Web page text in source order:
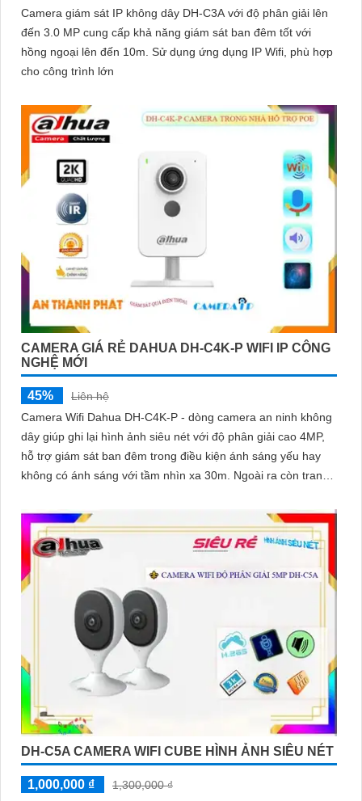
Camera giám sát IP không dây DH-C3A với độ phân giải lên
đến 3.0 MP cung cấp khả năng giám sát ban đêm tốt với
hồng ngoại lên đến 10m. Sử dụng ứng dụng IP Wifi, phù hợp
cho công trình lớn
CAMERA GIÁ RẺ DAHUA DH-C4K-P WIFI IP CÔNG
NGHỆ MỚI
45%
Liên hệ
Camera Wifi Dahua DH-C4K-P - dòng camera an ninh không
dây giúp ghi lại hình ảnh siêu nét với độ phân giải cao 4MP,
hỗ trợ giám sát ban đêm trong điều kiện ánh sáng yếu hay
không có ánh sáng với tầm nhìn xa 30m. Ngoài ra còn trang
xácCamera quan sát đặc biệt với lưu trữ dữ liệu tại chỗ qua
khe cắm thẻ nhớ Micro SD, IP không dây, tích hợp chức năng
chống cảnh báo chuyển động giả bằng motion detection và
nhận dạng người
DH-C5A CAMERA WIFI CUBE HÌNH ẢNH SIÊU NÉT
1,000,000 ₫
1,300,000 ₫